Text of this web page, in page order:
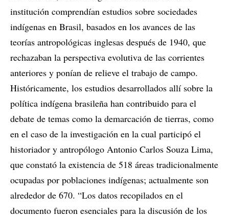
institución comprendían estudios sobre sociedades
indígenas en Brasil, basados en los avances de las
teorías antropológicas inglesas después de 1940, que
rechazaban la perspectiva evolutiva de las corrientes
anteriores y ponían de relieve el trabajo de campo.
Históricamente, los estudios desarrollados allí sobre la
política indígena brasileña han contribuido para el
debate de temas como la demarcación de tierras, como
en el caso de la investigación en la cual participó el
historiador y antropólogo Antonio Carlos Souza Lima,
que constató la existencia de 518 áreas tradicionalmente
ocupadas por poblaciones indígenas; actualmente son
alrededor de 670. “Los datos recopilados en el
documento fueron esenciales para la discusión de los